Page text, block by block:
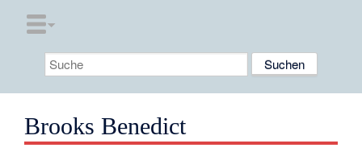
Brooks Benedict